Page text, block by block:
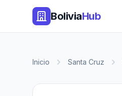
BoliviaHub
Inicio Santa Cruz